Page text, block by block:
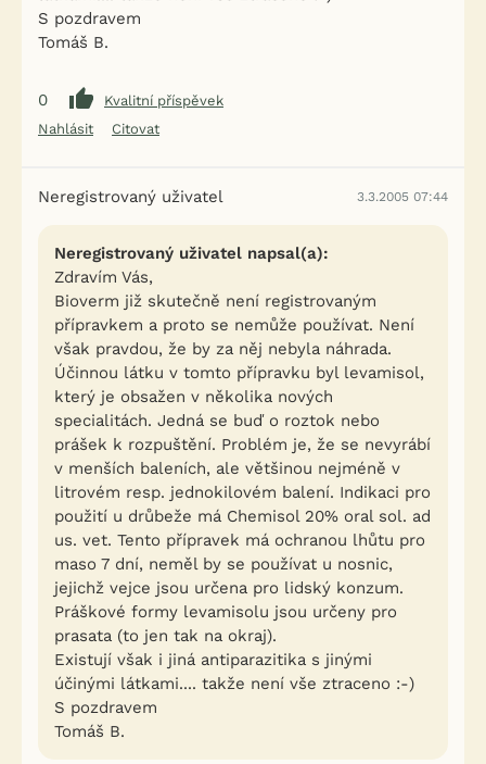
S pozdravem
Tomáš B.
0
Kvalitní příspěvek
Nahlásit
Citovat
Neregistrovaný uživatel 3.3.2005 07:44
Neregistrovaný uživatel napsal(a):
Zdravím Vás,
Bioverm již skutečně není registrovaným
přípravkem a proto se nemůže používat. Není
však pravdou, že by za něj nebyla náhrada.
Účinnou látku v tomto přípravku byl levamisol,
který je obsažen v několika nových
specialitách. Jedná se buď o roztok nebo
prášek k rozpuštění. Problém je, že se nevyrábí
v menších baleních, ale většinou nejméně v
litrovém resp. jednokilovém balení. Indikaci pro
použití u drůbeže má Chemisol 20% oral sol. ad
us. vet. Tento přípravek má ochranou lhůtu pro
maso 7 dní, neměl by se používat u nosnic,
jejichž vejce jsou určena pro lidský konzum.
Práškové formy levamisolu jsou určeny pro
prasata (to jen tak na okraj).
Existují však i jiná antiparazitika s jinými
účinými látkami.... takže není vše ztraceno :-)
S pozdravem
Tomáš B.